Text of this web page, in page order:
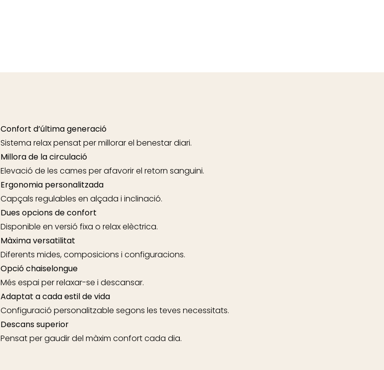
Confort d’última generació
Sistema relax pensat per millorar el benestar diari.
Millora de la circulació
Elevació de les cames per afavorir el retorn sanguini.
Ergonomia personalitzada
Capçals regulables en alçada i inclinació.
Dues opcions de confort
Disponible en versió fixa o relax elèctrica.
Màxima versatilitat
Diferents mides, composicions i configuracions.
Opció chaiselongue
Més espai per relaxar-se i descansar.
Adaptat a cada estil de vida
Configuració personalitzable segons les teves necessitats.
Descans superior
Pensat per gaudir del màxim confort cada dia.